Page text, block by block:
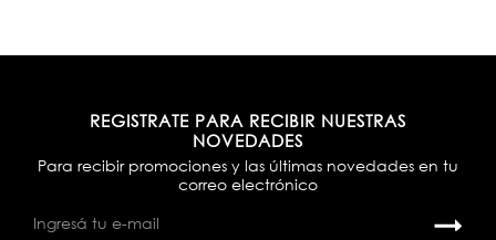
REGISTRATE PARA RECIBIR NUESTRAS
NOVEDADES
Para recibir promociones y las últimas novedades en tu
correo electrónico